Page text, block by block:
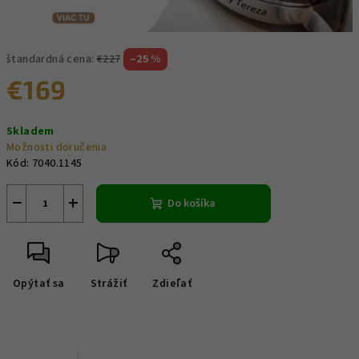
štandardná cena: €227 –25 %
€169
cena:
Skladem
Možnosti doručenia
Kód: 7040.1145
+
− Do košíka
Opýtať sa Strážiť Zdieľať